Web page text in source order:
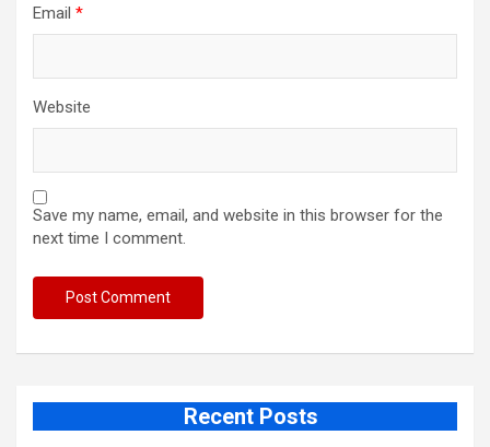
Email *
Website
Save my name, email, and website in this browser for the
next time I comment.
Recent Posts